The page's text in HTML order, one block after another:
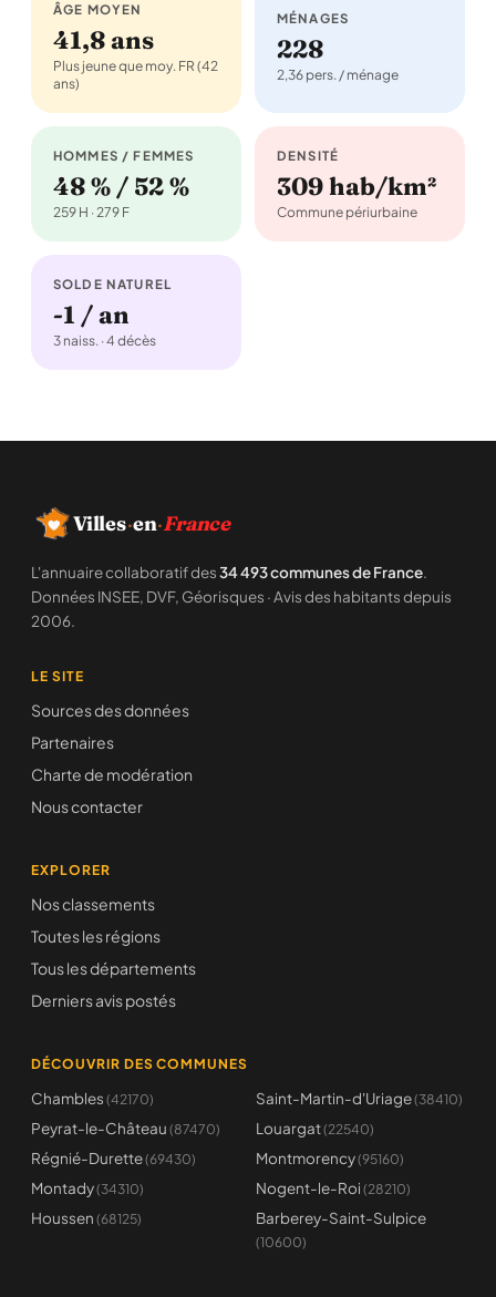
ÂGE MOYEN
41,8 ans
Plus jeune que moy. FR (42
ans)
MÉNAGES
228
2,36 pers. / ménage
HOMMES / FEMMES
48 % / 52 %
259 H · 279 F
DENSITÉ
309 hab/km²
Commune périurbaine
SOLDE NATUREL
-1 / an
3 naiss. · 4 décès
Villes·en·France
L'annuaire collaboratif des34 493 communes de France.
Données INSEE, DVF, Géorisques · Avis des habitants depuis
2006.
LE SITE
Sources des données
Partenaires
Charte de modération
Nous contacter
EXPLORER
Nos classements
Toutes les régions
Tous les départements
Derniers avis postés
DÉCOUVRIR DES COMMUNES
Chambles (42170) Saint-Martin-d'Uriage(38410)
Peyrat-le-Château (87470) Louargat(22540)
Régnié-Durette(69430) Montmorency(95160)
Montady(34310) Nogent-le-Roi (28210)
Houssen (68125) Barberey-Saint-Sulpice
(10600)